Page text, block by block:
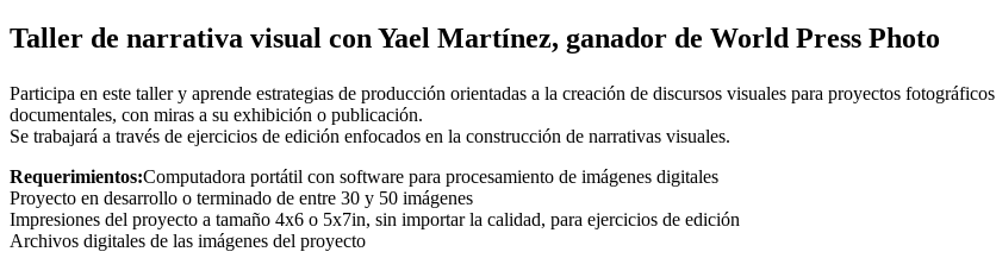
Taller de narrativa visual con Yael Martínez, ganador de World Press Photo
Participa en este taller y aprende estrategias de producción orientadas a la creación de discursos visuales para proyectos fotográficos
documentales, con miras a su exhibición o publicación.
Se trabajará a través de ejercicios de edición enfocados en la construcción de narrativas visuales.
Requerimientos:Computadora portátil con software para procesamiento de imágenes digitales
Proyecto en desarrollo o terminado de entre 30 y 50 imágenes
Impresiones del proyecto a tamaño 4x6 o 5x7in, sin importar la calidad, para ejercicios de edición
Archivos digitales de las imágenes del proyecto